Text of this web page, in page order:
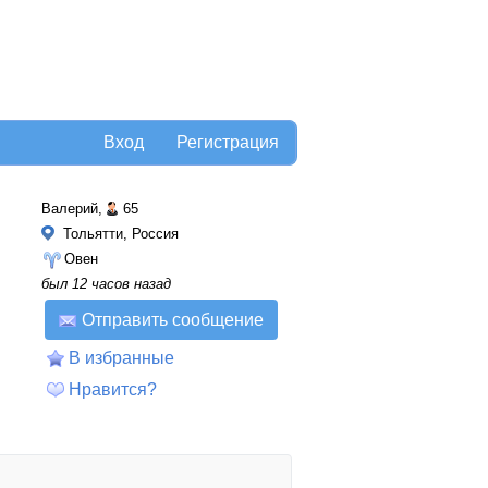
Регистрация
Вход
Валерий,
65
Тольятти, Россия
Овен
был 12 часов назад
Отправить сообщение
В избранные
Нравится?